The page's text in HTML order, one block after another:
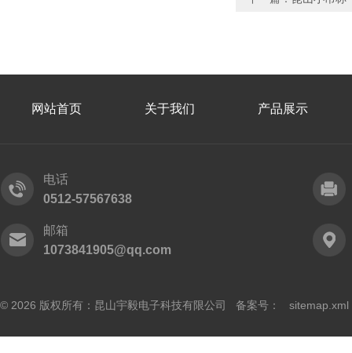
网站首页 关于我们 产品展示
电话
0512-57567638
邮箱
1073841905@qq.com
© 2026 版权所有：昆山宇毅电子科技有限公司 备案号： sitemap.xml